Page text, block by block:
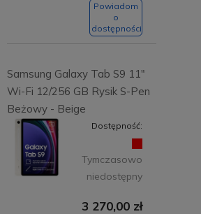
Powiadom
o
dostępności
Samsung Galaxy Tab S9 11"
Wi-Fi 12/256 GB Rysik S-Pen
Beżowy - Beige
Dostępność:
Tymczasowo
niedostępny
3 270,00 zł